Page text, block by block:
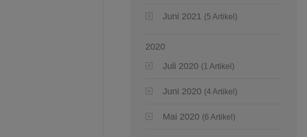
Juni 2021 (5 Artikel)
2020
Juli 2020 (1 Artikel)
Juni 2020 (4 Artikel)
Mai 2020 (6 Artikel)